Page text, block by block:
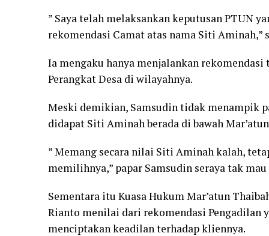
” Saya telah melaksankan keputusan PTUN
rekomendasi Camat atas nama Siti Aminah,”
Ia mengaku hanya menjalankan
Perangkat Desa di wilayahnya.
Meski demikian, Samsudin tidak menampik
didapat Siti Aminah berada di bawah
” Memang secara nilai Siti Aminah kalah,
memilihnya,” papar Samsudin seraya tak
Sementara itu Kuasa Hukum Mar’atun
Rianto menilai dari rekomendasi Pengadilan
menciptakan keadilan terhadap kliennya.